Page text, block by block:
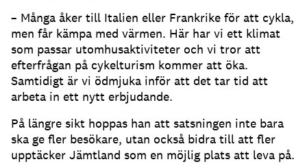
– Många åker till Italien eller Frankrike för att cykla,
men får kämpa med värmen. Här har vi ett klimat
som passar utomhusaktiviteter och vi tror att
efterfrågan på cykelturism kommer att öka.
Samtidigt är vi ödmjuka inför att det tar tid att
arbeta in ett nytt erbjudande.
På längre sikt hoppas han att satsningen inte bara
ska ge fler besökare, utan också bidra till att fler
upptäcker Jämtland som en möjlig plats att leva på.